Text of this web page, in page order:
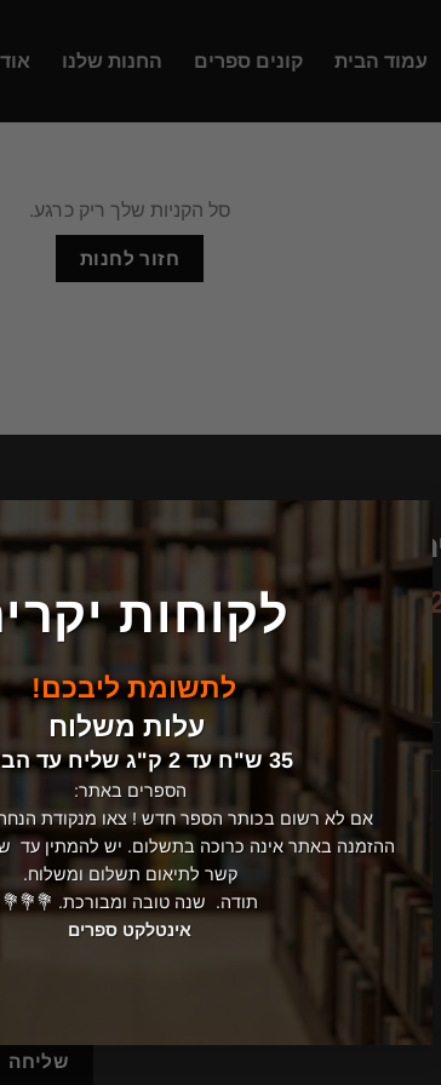
לקוחות
לתשומת ליבכם!
עלות משלוח
35 ש"ח עד 2 ק"ג שליח עד הבית .
הספרים באתר:
אם לא רשום בכותר הספר חדש ! צאו מנקודת הנחה
ההזמנה באתר אינה כרוכה בתשלום. יש להמתין עד
קשר לתיאום תשלום ומשלוח.
תודה. שנה טובה ומבורכת. 💐💐💐
אינטלקט ספרים
עמוד הבית קונים ספרים החנות שלנו
סל הקניות שלך ריק כרגע.
חזור לחנות
02-
אימייל
הודעה